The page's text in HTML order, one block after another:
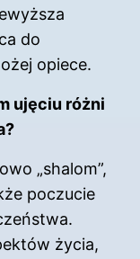
do
opiece.
ujęciu różni
„shalom”,
poczucie
życia,